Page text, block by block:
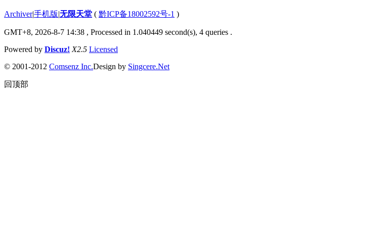
Archiver|手机版|无限天堂 ( 黔ICP备18002592号-1 )
GMT+8, 2026-8-7 14:38 , Processed in 1.040449 second(s), 4 queries .
Powered by Discuz! X2.5 Licensed
© 2001-2012 Comsenz Inc.Design by Singcere.Net
回顶部